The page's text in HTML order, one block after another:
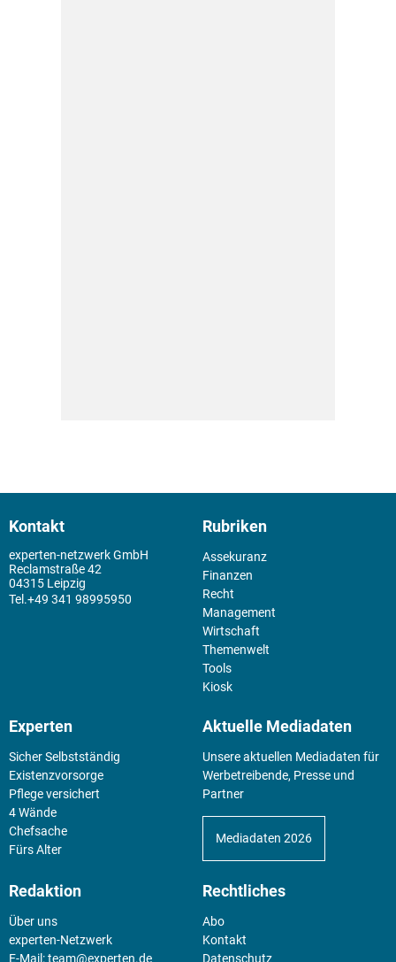
Kontakt
experten-netzwerk GmbH
Reclamstraße 42
04315 Leipzig
+49 341 98995950
Rubriken
Assekuranz
Finanzen
Recht
Management
Wirtschaft
Themenwelt
Tools
Kiosk
Experten
Sicher Selbstständig
Existenz­vorsorge
Pflege versichert
4 Wände
Chefsache
Fürs Alter
Aktuelle Mediadaten
Unsere aktuellen Mediadaten für
Werbetreibende, Presse und
Partner
Mediadaten 2026
Redaktion
Über uns
experten-Netzwerk
E-Mail:team@experten.de
Rechtliches
Abo
Kontakt
Datenschutz